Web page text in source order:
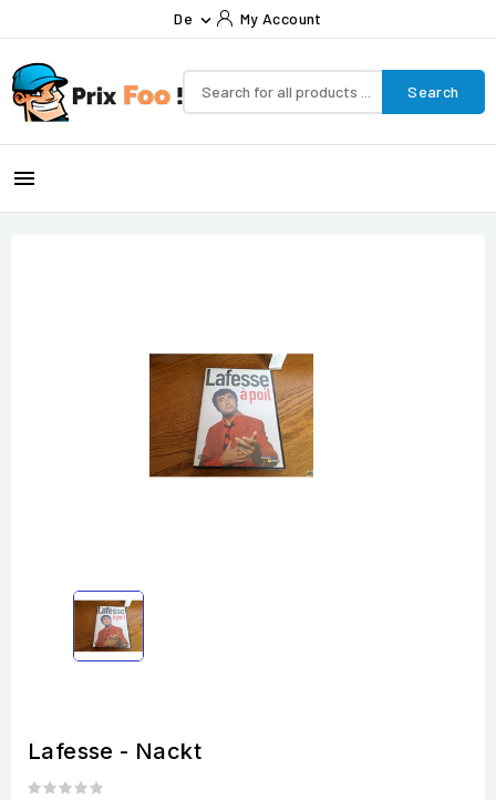
De  My Account
Search

Lafesse - Nackt